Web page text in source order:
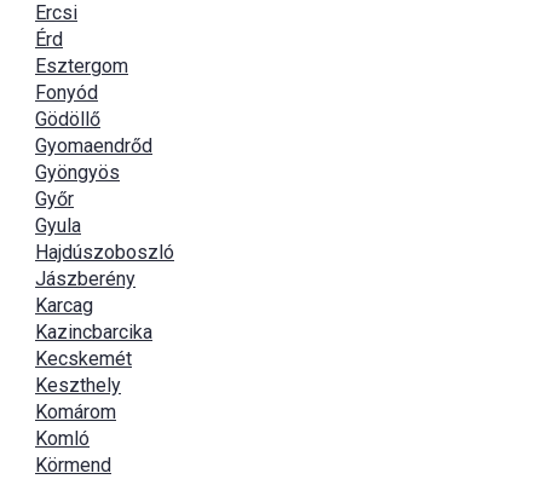
Ercsi
Érd
Esztergom
Fonyód
Gödöllő
Gyomaendrőd
Gyöngyös
Győr
Gyula
Hajdúszoboszló
Jászberény
Karcag
Kazincbarcika
Kecskemét
Keszthely
Komárom
Komló
Körmend